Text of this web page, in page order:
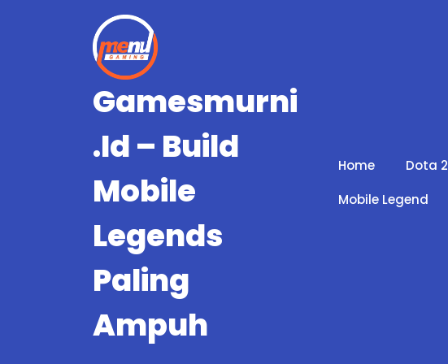
Gamesmurni
.id – Build
Mobile
Legends
Paling
Ampuh
Home Dota 2
Mobile Legend